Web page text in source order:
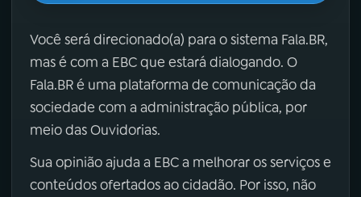
Você será direcionado(a) para o sistema Fala.BR,
mas é com a EBC que estará dialogando. O
Fala.BR é uma plataforma de comunicação da
sociedade com a administração pública, por
meio das Ouvidorias.
Sua opinião ajuda a EBC a melhorar os serviços e
conteúdos ofertados ao cidadão. Por isso, não